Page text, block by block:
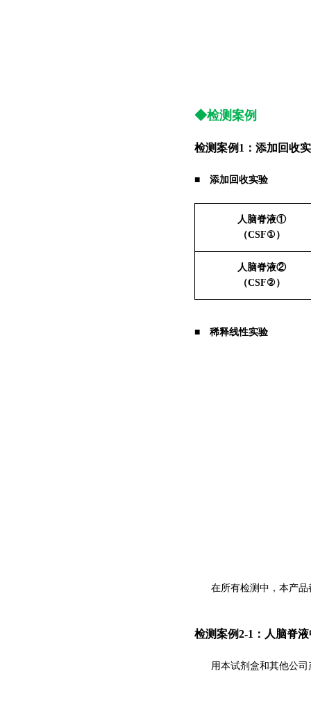
◆检测案例
检测案例1：添加回收
■ 添加回收实验
人脑脊液①
（CSF①）
人脑脊液②
（CSF②）
■ 稀释线性实验
在所有检测中，本产
检测案例2-1：人脑脊
用本试剂盒和其他公